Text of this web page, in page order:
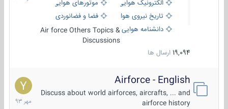
الکترونیک هوایی
موتورهای هوایی
تاریخ نیروی هوایی
فضا و فضانوردی
دانشنامه هواییAir force Others Topics &
Discussions
19,094 ارسال ها
Airforce - English
Discuss about world airforces, aircrafts, ... and
airforce history
15
مهر
1393